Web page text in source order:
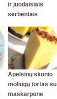
ir juodaisiais
serbentais
Apelsinų skonio
moliūgų tortas su
maskarpone